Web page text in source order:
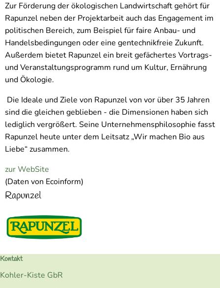
Zur Förderung der ökologischen Landwirtschaft gehört für
Rapunzel neben der Projektarbeit auch das Engagement im
politischen Bereich, zum Beispiel für faire Anbau- und
Handelsbedingungen oder eine gentechnikfreie Zukunft.
Außerdem bietet Rapunzel ein breit gefächertes Vortrags-
und Veranstaltungsprogramm rund um Kultur, Ernährung
und Ökologie.
Die Ideale und Ziele von Rapunzel von vor über 35 Jahren
sind die gleichen geblieben - die Dimensionen haben sich
lediglich vergrößert. Seine Unternehmensphilosophie fasst
Rapunzel heute unter dem Leitsatz „Wir machen Bio aus
Liebe“ zusammen.
zur WebSite
(Daten von Ecoinform)
Rapunzel
Kontakt
Kohler-Kiste GbR